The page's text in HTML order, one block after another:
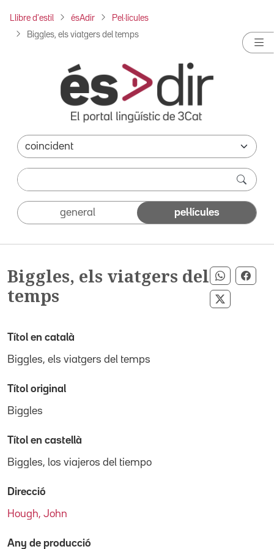
Llibre d'estil ésAdir Pel·lícules
Biggles, els viatgers del temps
general pel·lícules
Biggles, els viatgers del
temps
Compartir
Compartir
Títol en català
Biggles, els viatgers del temps
Títol original
Biggles
Títol en castellà
Biggles, los viajeros del tiempo
Direcció
Hough, John
Any de producció